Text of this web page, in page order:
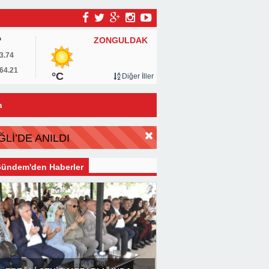
ZONGULDAK
°C Diğer İller
ANILDI
Haberler